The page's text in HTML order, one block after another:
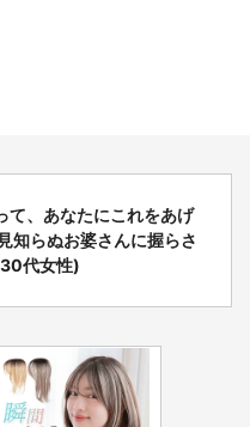
て、あなたにこれをあげ
知らぬお婆さんに握らさ
代女性)